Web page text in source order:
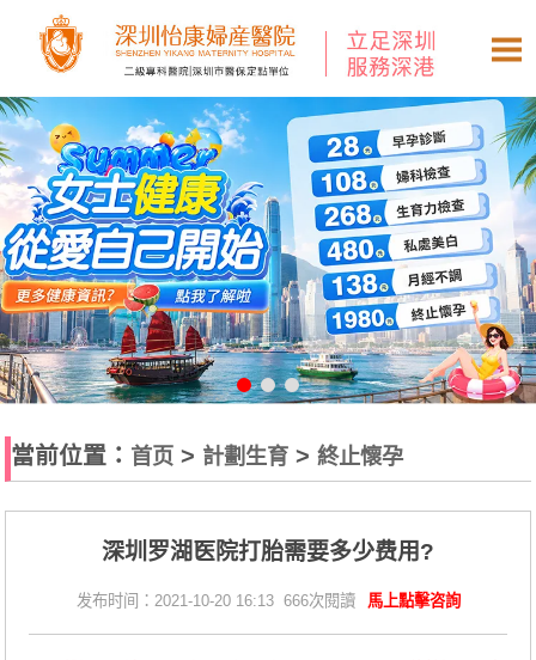
當前位置： 首页 > 計劃生育 >終止懷孕
深圳罗湖医院打胎需要多少费用?
发布时间：2021-10-20 16:13 666次閱讀 馬上點擊咨詢